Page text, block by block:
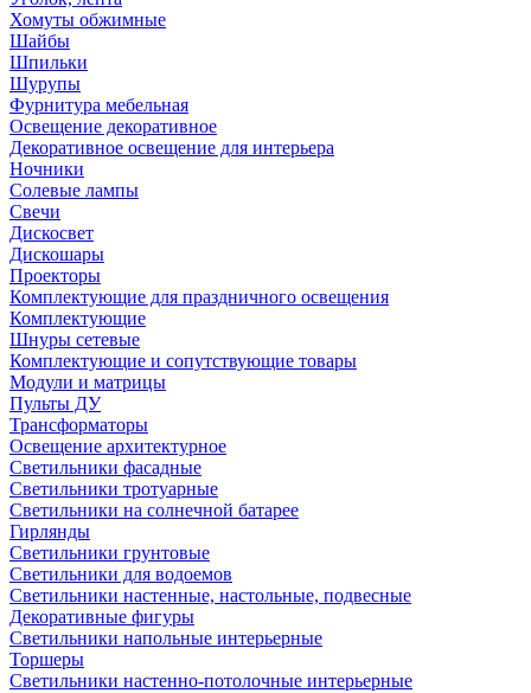
Хомуты обжимные
Шайбы
Шпильки
Шурупы
Фурнитура мебельная
Освещение декоративное
Декоративное освещение для интерьера
Ночники
Солевые лампы
Свечи
Дискосвет
Дискошары
Проекторы
Комплектующие для праздничного освещения
Комплектующие
Шнуры сетевые
Комплектующие и сопутствующие товары
Модули и матрицы
Пульты ДУ
Трансформаторы
Освещение архитектурное
Светильники фасадные
Светильники тротуарные
Светильники на солнечной батарее
Гирлянды
Светильники грунтовые
Светильники для водоемов
Светильники настенные, настольные, подвесные
Декоративные фигуры
Светильники напольные интерьерные
Торшеры
Светильники настенно-потолочные интерьерные